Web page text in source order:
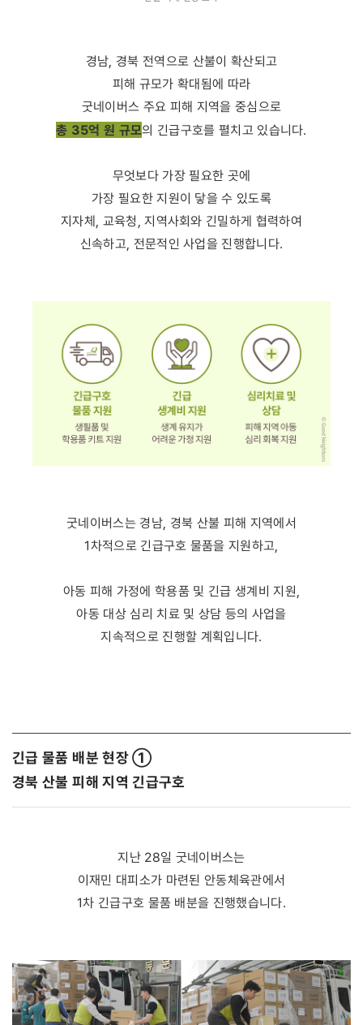
경남, 경북 전역으로 산불이 확산되고
피해 규모가 확대됨에 따라
굿네이버스 주요 피해 지역을 중심으로
총 35억 원 규모의 긴급구호를 펼치고 있습니다.
무엇보다 가장 필요한 곳에
가장 필요한 지원이 닿을 수 있도록
지자체, 교육청, 지역사회와 긴밀하게 협력하여
신속하고, 전문적인 사업을 진행합니다.
굿네이버스는 경남, 경북 산불 피해 지역에서
1차적으로 긴급구호 물품을 지원하고,
아동 피해 가정에 학용품 및 긴급 생계비 지원,
아동 대상 심리 치료 및 상담 등의 사업을
지속적으로 진행할 계획입니다.
긴급 물품 배분 현장 ①
경북 산불 피해 지역 긴급구호
지난 28일 굿네이버스는
이재민 대피소가 마련된 안동체육관에서
1차 긴급구호 물품 배분을 진행했습니다.